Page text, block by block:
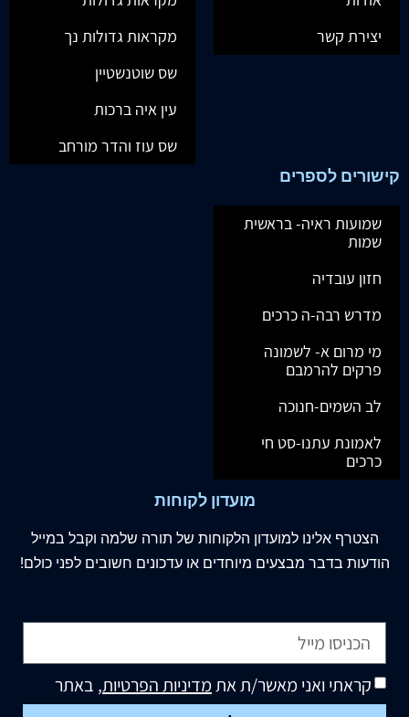
יצירת קשר
מקראות גדולות נך
שס שוטנשטיין
עין איה ברכות
שס עוז והדר מורחב
קישורים לספרים
שמועות ראיה- בראשית
שמות
חזון עובדיה
מדרש רבה-ה כרכים
מי מרום א- לשמונה
פרקים להרמבם
לב השמים-חנוכה
לאמונת עתנו-סט חי
כרכים
מועדון לקוחות
הצטרף אלינו למועדון הלקוחות של תורה שלמה וקבל במייל
הודעות בדבר מבצעים מיוחדים או עדכונים חשובים לפני כולם!
קראתי ואני מאשר/ת אתמדיניות הפרטיות, באתר